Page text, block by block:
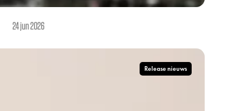
24 jun 2026
Release nieuws